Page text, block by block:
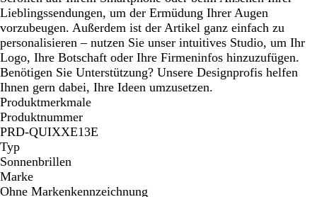
Lieblingssendungen, um der Ermüdung Ihrer Augen
vorzubeugen. Außerdem ist der Artikel ganz einfach zu
personalisieren – nutzen Sie unser intuitives Studio, um Ihr
Logo, Ihre Botschaft oder Ihre Firmeninfos hinzuzufügen.
Benötigen Sie Unterstützung? Unsere Designprofis helfen
Ihnen gern dabei, Ihre Ideen umzusetzen.
Produktmerkmale
Produktnummer
PRD-QUIXXE13E
Typ
Sonnenbrillen
Marke
Ohne Markenkennzeichnung